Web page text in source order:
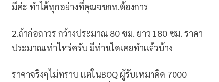
มีค่ะ ทำได้ทุกอย่างที่คุณจขกท.ต้องการ
2.ถ้าก่อถาวร กว้างประมาณ 80 ซม. ยาว 180 ซม. ราคา
ประมาณเท่าไหร่ครับ มีท่านใดเคยทำแล้วบ้าง
ราคาจริงๆไม่ทราบ แต่ในBOQ ผู้รับเหมาคิด 7000